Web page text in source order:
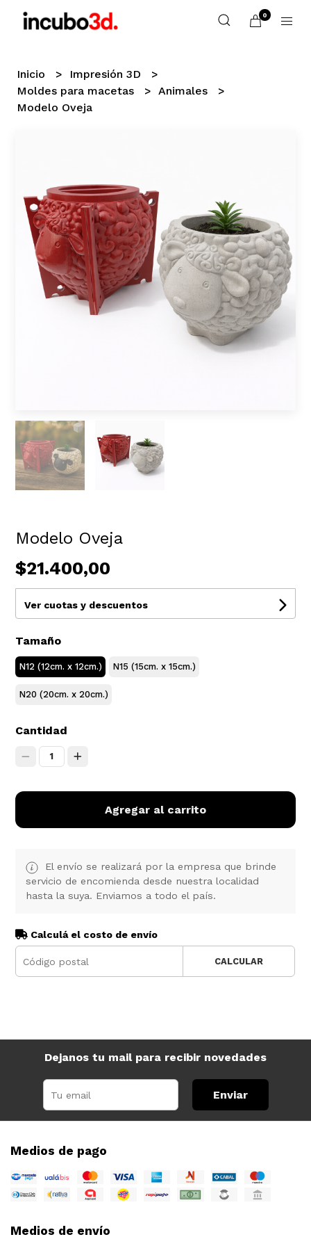
0
Inicio
Impresión 3D
Moldes para macetas
Animales
Modelo Oveja
Modelo Oveja
$21.400,00
Ver cuotas y descuentos
Tamaño
N12 (12cm. x 12cm.) N15 (15cm. x 15cm.)
N20 (20cm. x 20cm.)
Cantidad
1
Agregar al carrito
El envío se realizará por la empresa que brinde
servicio de encomienda desde nuestra localidad
hasta la suya. Enviamos a todo el país.
Calculá el costo de envío
CALCULAR
Dejanos tu mail para recibir novedades
Enviar
Medios de pago
Medios de envío